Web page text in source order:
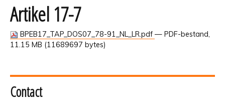
Artikel 17-7
BPEB17_TAP_DOS07_78-91_NL_LR.pdf — PDF-bestand,
11.15 MB (11689697 bytes)
Contact